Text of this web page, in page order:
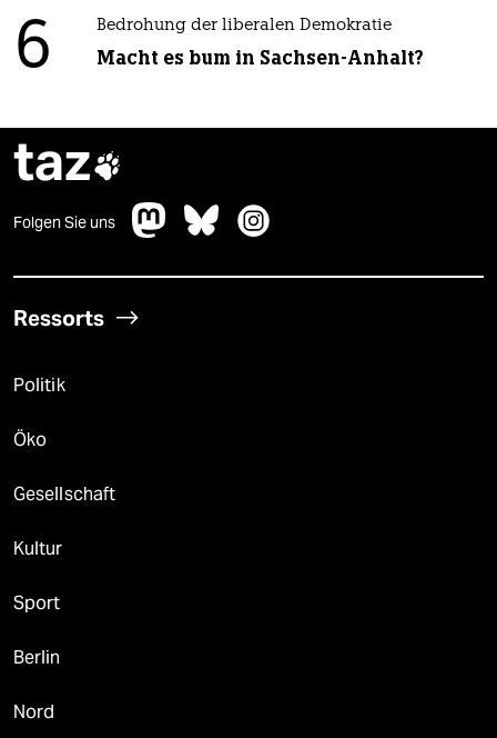
6 Bedrohung der liberalen Demokratie
Macht es bum in Sachsen-Anhalt?
taz
Folgen Sie uns
Ressorts
Politik
Öko
Gesellschaft
Kultur
Sport
Berlin
Nord